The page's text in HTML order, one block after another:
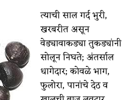
त्याची साल गर्द भुरी,
खरबरीत असून
वेड्यावाकड्या तुकड्यांनी
सोलून निघते; अंतर्साल
धागेदार; कोवळे भाग,
फुलोरा, पानांचे देठ व